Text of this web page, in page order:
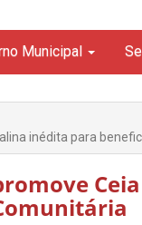
Municipal
inédita para